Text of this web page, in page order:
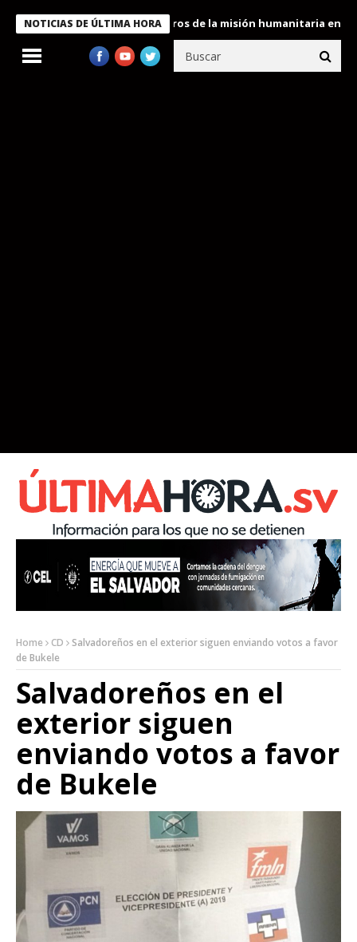
NOTICIAS DE ÚLTIMA HORA
condecora a miembros de la misión humanitaria enviada a
Home CD
Salvadoreños en el exterior siguen enviando votos a favor
de Bukele
Salvadoreños en el
exterior siguen
enviando votos a favor
de Bukele